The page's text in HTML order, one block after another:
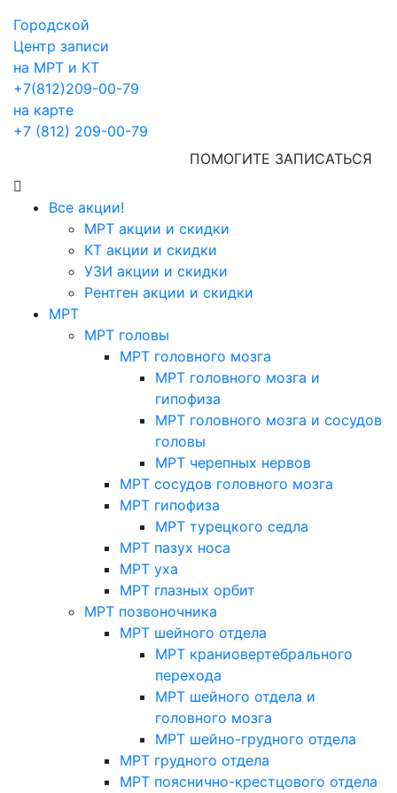
Городской
Центр записи
на МРТ и КТ
+7(812)209-00-79
на карте
+7 (812) 209-00-79
ПОМОГИТЕ ЗАПИСАТЬСЯ
Все акции!
МРТ акции и скидки
КТ акции и скидки
УЗИ акции и скидки
Рентген акции и скидки
МРТ
МРТ головы
МРТ головного мозга
МРТ головного мозга и
гипофиза
МРТ головного мозга и сосудов
головы
МРТ черепных нервов
МРТ сосудов головного мозга
МРТ гипофиза
МРТ турецкого седла
МРТ пазух носа
МРТ уха
МРТ глазных орбит
МРТ позвоночника
МРТ шейного отдела
МРТ краниовертебрального
перехода
МРТ шейного отдела и
головного мозга
МРТ шейно-грудного отдела
МРТ грудного отдела
МРТ пояснично-крестцового отдела